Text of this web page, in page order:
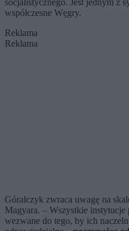
socjalistycznego. Jest jednym z
współczesne Węgry.
Reklama
Reklama
Góralczyk zwraca uwagę na
Magyara. – Wszystkie instytucje
wezwane do tego, by ich